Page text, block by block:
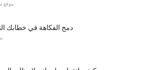
موقع
دمج الفكاهة في خطابك